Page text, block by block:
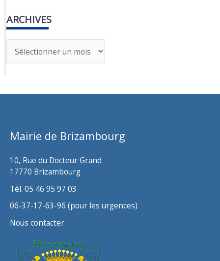
ARCHIVES
r
h
Mairie de Brizambourg
10, Rue du Docteur Grand
17770 Brizambourg
Tél. 05 46 95 97 03
06-37-17-63-96 (pour les urgences)
Nous contacter